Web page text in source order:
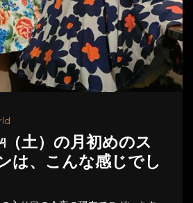
（土）の月初めのス
は、こんな感じでし